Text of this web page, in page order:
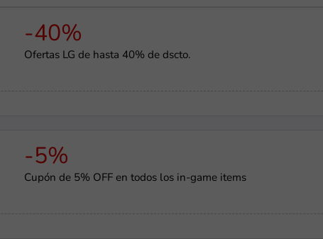
-40%
Ofertas LG de hasta 40% de dscto.
-5%
Cupón de 5% OFF en todos los in-game items